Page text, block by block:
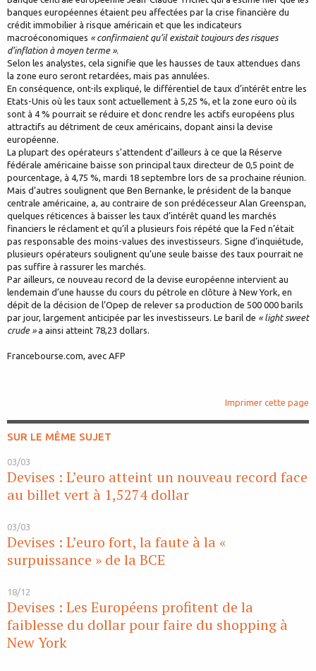
banques européennes étaient peu affectées par la crise financière du
crédit immobilier à risque américain et que les indicateurs
macroéconomiques « confirmaient qu’il existait toujours des risques
d’inflation à moyen terme ».
Selon les analystes, cela signifie que les hausses de taux attendues dans
la zone euro seront retardées, mais pas annulées.
En conséquence, ont-ils expliqué, le différentiel de taux d’intérêt entre les
Etats-Unis où les taux sont actuellement à 5,25 %, et la zone euro où ils
sont à 4 % pourrait se réduire et donc rendre les actifs européens plus
attractifs au détriment de ceux américains, dopant ainsi la devise
européenne.
La plupart des opérateurs s’attendent d’ailleurs à ce que la Réserve
fédérale américaine baisse son principal taux directeur de 0,5 point de
pourcentage, à 4,75 %, mardi 18 septembre lors de sa prochaine réunion.
Mais d’autres soulignent que Ben Bernanke, le président de la banque
centrale américaine, a, au contraire de son prédécesseur Alan Greenspan,
quelques réticences à baisser les taux d’intérêt quand les marchés
financiers le réclament et qu’il a plusieurs fois répété que la Fed n’était
pas responsable des moins-values des investisseurs. Signe d’inquiétude,
plusieurs opérateurs soulignent qu’une seule baisse des taux pourrait ne
pas suffire à rassurer les marchés.
Par ailleurs, ce nouveau record de la devise européenne intervient au
lendemain d’une hausse du cours du pétrole en clôture à New York, en
dépit de la décision de l’Opep de relever sa production de 500 000 barils
par jour, largement anticipée par les investisseurs. Le baril de « light sweet
crude »a ainsi atteint 78,23 dollars.
Francebourse.com, avec AFP
Imprimer cette page
SUR LE MÊME SUJET
03/03
Devises : L’euro atteint un nouveau record face
au billet vert à 1,5274 dollar
03/03
Devises : L’euro fort, la faute à la «
surpuissance » de la BCE
18/12
Devises : Les Européens profitent de la
faiblesse du dollar pour faire du shopping à
New York